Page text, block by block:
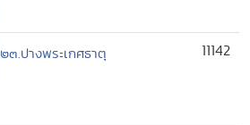
๒๓.ปางพระเกศธาตุ 11142